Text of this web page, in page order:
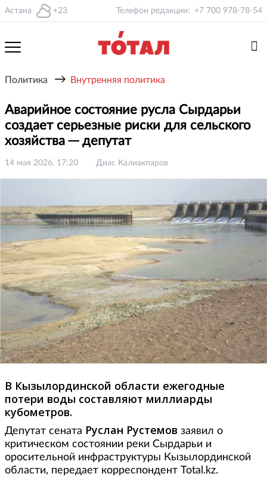
Астана +23 Телефон редакции: +7 700 978-78-54
Политика → Внутренняя политика
Аварийное состояние русла Сырдарьи
создает серьезные риски для сельского
хозяйства ─ депутат
14 мая 2026, 17:20 Диас Калиакпаров
В Кызылординской области ежегодные
потери воды составляют миллиарды
кубометров.
Депутат сената Руслан Рустемов заявил о
критическом состоянии реки Сырдарьи и
оросительной инфраструктуры Кызылординской
области, передает корреспондент Total.kz.